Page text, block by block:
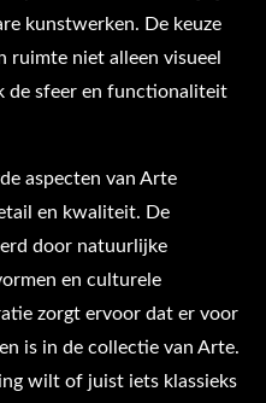
kunstwerken. De keuze
ruimte niet alleen visueel
de sfeer en functionaliteit
aspecten van Arte
en kwaliteit. De
door natuurlijke
en culturele
zorgt ervoor dat er voor
is in de collectie van Arte.
wilt of juist iets klassieks